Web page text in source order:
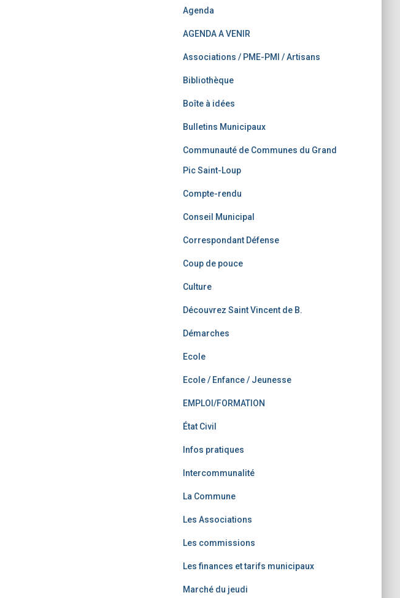
Agenda
AGENDA A VENIR
Associations / PME-PMI / Artisans
Bibliothèque
Boîte à idées
Bulletins Municipaux
Communauté de Communes du Grand
Pic Saint-Loup
Compte-rendu
Conseil Municipal
Correspondant Défense
Coup de pouce
Culture
Découvrez Saint Vincent de B.
Démarches
Ecole
Ecole / Enfance / Jeunesse
EMPLOI/FORMATION
État Civil
Infos pratiques
Intercommunalité
La Commune
Les Associations
Les commissions
Les finances et tarifs municipaux
Marché du jeudi